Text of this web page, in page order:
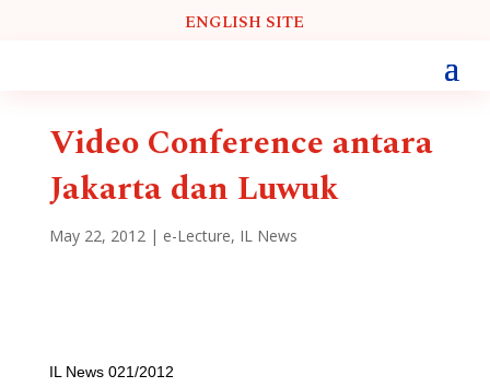
ENGLISH SITE
Video Conference antara
Jakarta dan Luwuk
May 22, 2012| e-Lecture, IL News
IL News 021/2012